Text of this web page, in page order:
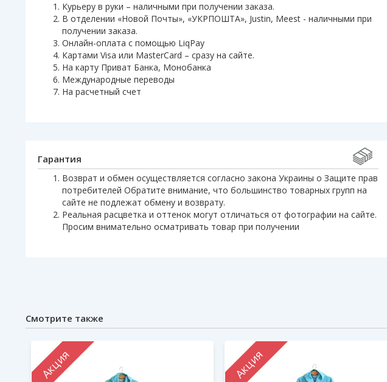
Курьеру в руки – наличными при получении заказа.
В отделении «Новой Почты», «УКРПОШТА», Justin, Meest - наличными при
получении заказа.
Онлайн-оплата с помощью LiqPay
Картами Visa или MasterCard – сразу на сайте.
На карту Приват Банка, Монобанка
Международные переводы
На расчетный счет
Гарантия
Возврат и обмен осуществляется согласно закона Украины о Защите прав
потребителей Обратите внимание, что большинство товарных групп на
сайте не подлежат обмену и возврату.
Реальная расцветка и оттенок могут отличаться от фотографии на сайте.
Просим внимательно осматривать товар при получении
Смотрите также
Акция Акция